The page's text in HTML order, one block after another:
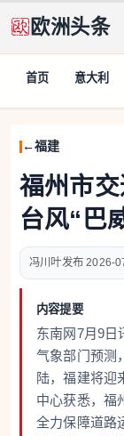
欧洲头条
首页 意大利
福建
福州市
台风“巴
冯川叶 2026-
内容提要
东南网7月9日
气象部门预测
陆，福建将迎
中心获悉，福
全力保障道路